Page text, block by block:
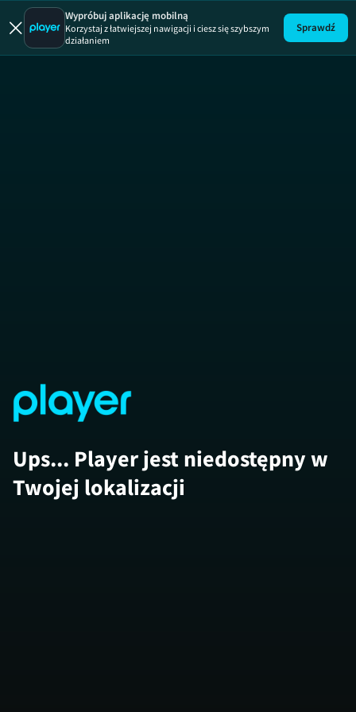
Wypróbuj aplikację mobilną
Korzystaj z łatwiejszej nawigacji i ciesz się szybszym
działaniem
Sprawdź
Ups... Player jest niedostępny w
Twojej lokalizacji